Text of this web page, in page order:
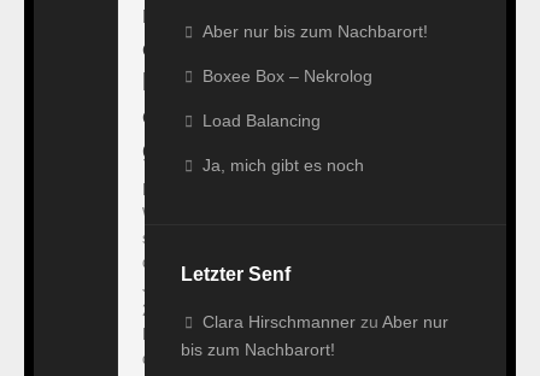
r
o
o
g
Wir
schreiben
das
Jahr
2011.
der
Aber nur bis zum Nachbarort!
Boxee Box – Nekrolog
Load Balancing
Ja, mich gibt es noch
Letzter Senf
Clara Hirschmanner zu Aber nur
bis zum Nachbarort!